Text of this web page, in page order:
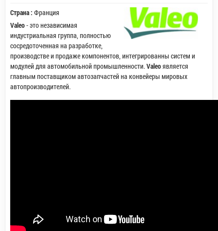
Страна : Франция
Valeo- это независимая
индустриальная группа, полностью
сосредоточенная на разработке,
производстве и продаже компонентов, интегрированны систем и
модулей для автомобильной промышленности.Valeoявляется
главным поставщиком автозапчастей на конвейеры мировых
автопроизводителей.